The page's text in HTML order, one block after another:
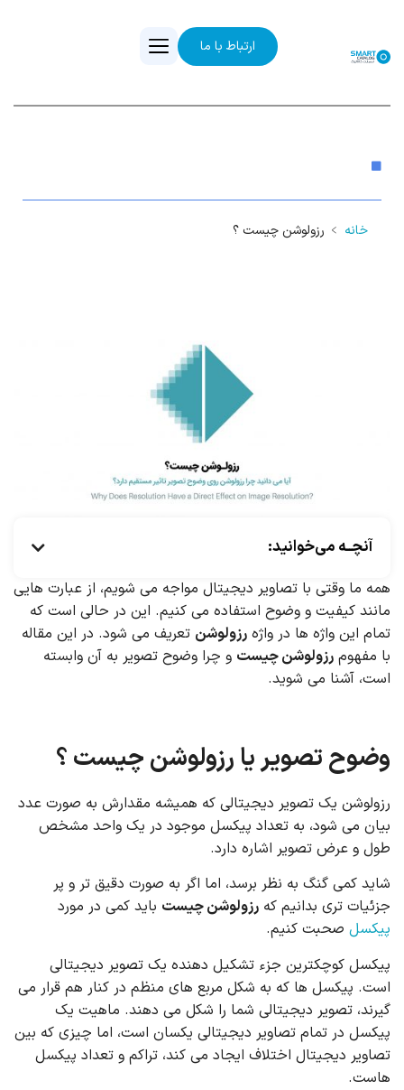
ارتباط با ما
خانه ﹥ رزولوشن چیست ؟
آنچــه می‌خوانید:
همه ما وقتی با تصاویر دیجیتال مواجه می شویم، از عبارت هایی
مانند کیفیت و وضوح استفاده می کنیم. این در حالی است که
تمام این واژه ها در واژه رزولوشن تعریف می‌ شود. در این مقاله
با مفهوم رزولوشن چیست و چرا وضوح تصویر به آن وابسته
است، آشنا می شوید.
وضوح تصویر یا رزولوشن چیست ؟
رزولوشن یک تصویر دیجیتالی که همیشه مقدارش به صورت عدد
بیان می شود، به تعداد پیکسل موجود در یک واحد مشخص
طول و عرض تصویر اشاره دارد.
شاید کمی گنگ به نظر برسد، اما اگر به صورت دقیق تر و پر
جزئیات تری بدانیم که رزولوشن چیست باید کمی در مورد
پیکسل صحبت کنیم.
پیکسل کوچکترین جزء تشکیل دهنده یک تصویر دیجیتالی
است. پیکسل ها که به شکل مربع های منظم در کنار هم قرار می
گیرند، تصویر دیجیتالی شما را شکل می دهند. ماهیت یک
پیکسل در تمام تصاویر دیجیتالی یکسان است، اما چیزی که بین
تصاویر دیجیتال اختلاف ایجاد می کند، تراکم و تعداد پیکسل
هاست.